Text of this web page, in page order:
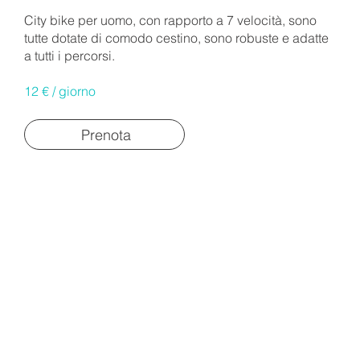
City bike per uomo, con rapporto a 7 velocità, sono
tutte dotate di comodo cestino, sono robuste e adatte
a tutti i percorsi.
12 € / giorno
Prenota